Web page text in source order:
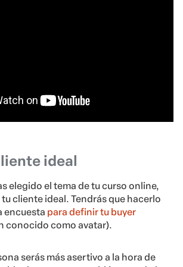
ideal
elegido el tema de tu curso online,
cliente ideal. Tendrás que hacerlo
encuesta para definir tu buyer
conocido como avatar).
serás más asertivo a la hora de